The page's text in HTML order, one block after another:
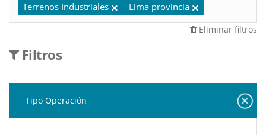
Terrenos Industriales Lima provincia
Eliminar filtros
Filtros
Tipo Operación